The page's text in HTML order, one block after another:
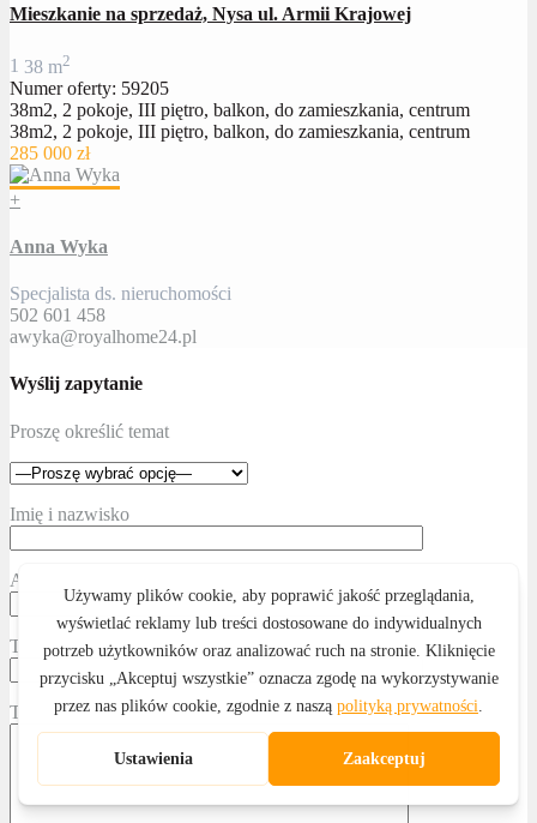
Mieszkanie na sprzedaż, Nysa ul. Armii Krajowej
1 38 m2
Numer oferty: 59205
38m2, 2 pokoje, III piętro, balkon, do zamieszkania, centrum
38m2, 2 pokoje, III piętro, balkon, do zamieszkania, centrum
285 000 zł
+
Anna Wyka
Specjalista ds. nieruchomości
502 601 458
awyka@royalhome24.pl
Wyślij zapytanie
Proszę określić temat
Imię i nazwisko
Adres email
Telefon kontaktowy
Treść wiadomości